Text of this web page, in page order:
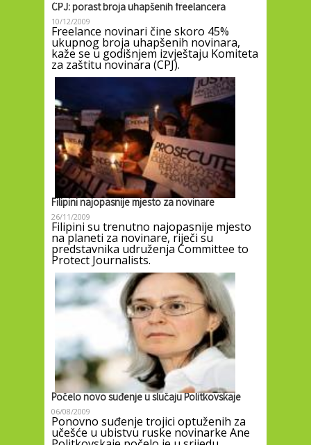
CPJ: porast broja uhapšenih freelancera
10/12/2009
Freelance novinari čine skoro 45%
ukupnog broja uhapšenih novinara,
kaže se u godišnjem izvještaju Komiteta
za zaštitu novinara (CPJ).
Filipini najopasnije mjesto za novinare
26/11/2009
Filipini su trenutno najopasnije mjesto
na planeti za novinare, riječi su
predstavnika udruženja Committee to
Protect Journalists.
Počelo novo suđenje u slučaju Politkovskaje
06/08/2009
Ponovno suđenje trojici optuženih za
učešće u ubistvu ruske novinarke Ane